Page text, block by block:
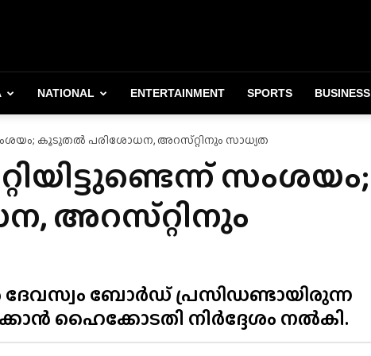
NATIONAL ENTERTAINMENT SPORTS BUSINESS
സംശയം; കൂടുതൽ പരിശോധന, അറസ്‌റ്റിനും സാധ്യത
സംശയം;
അറസ്‌റ്റിനും
ദേവസ്വം ബോർഡ് പ്രസിഡണ്ടായിരുന്ന
ഹൈക്കോടതി നിർദ്ദേശം നൽകി.